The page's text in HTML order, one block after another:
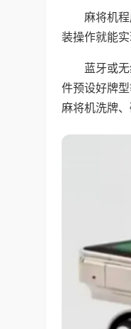
麻将机
装操作就能
蓝牙或
件预设好牌
麻将机洗牌